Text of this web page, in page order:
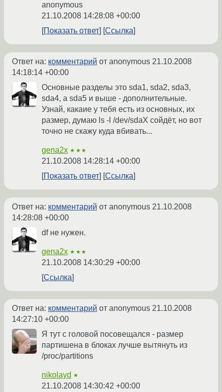
anonymous
21.10.2008 14:28:08 +00:00
Показать ответ
Ссылка
Ответ на: комментарий от anonymous 21.10.2008
14:18:14 +00:00
Основные разделы это sda1, sda2, sda3,
sda4, а sda5 и выше - дополнительные.
Узнай, какаие у тебя есть из основных, их
размер, думаю ls -l /dev/sdaX сойдёт, но вот
точно не скажу куда вбивать...
gena2x ★★★
21.10.2008 14:28:14 +00:00
Показать ответ
Ссылка
Ответ на: комментарий от anonymous 21.10.2008
14:28:08 +00:00
df не нужен.
gena2x ★★★
21.10.2008 14:30:29 +00:00
Ссылка
Ответ на: комментарий от anonymous 21.10.2008
14:27:10 +00:00
Я тут с головой посовещался - размер
партишена в блоках лучше вытянуть из
/proc/partitions
nikolayd ★
21.10.2008 14:30:42 +00:00